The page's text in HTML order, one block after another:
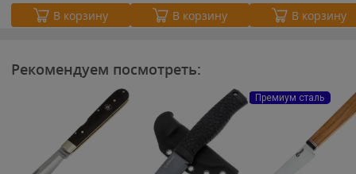
В корзину В корзину В корзину
Рекомендуем посмотреть:
Премиум сталь